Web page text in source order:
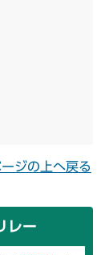
ジの上へ戻る
レー